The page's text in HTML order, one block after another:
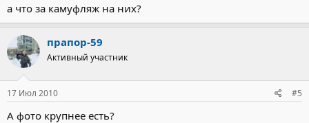
а что за камуфляж на них?
прапор-59
Активный участник
17 Июл 2010 #5
А фото крупнее есть?